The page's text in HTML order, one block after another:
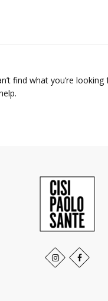
find what you’re looking